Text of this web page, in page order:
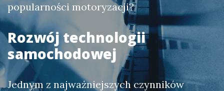
popularności motoryzacji?
Rozwój technologii
samochodowej
Jednym z najważniejszych czynników